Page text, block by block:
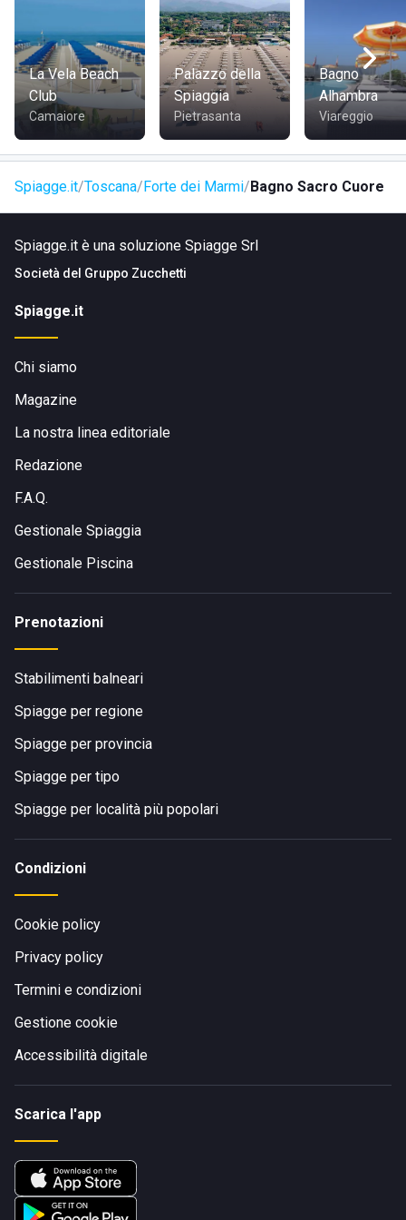
COME RAGGIUNGERE BAGNO SACRO CUORE
La struttura si raggiunge comodamente dal lungomare
, ed
è accessibile a piedi, in bicicletta, in auto o tramite i
pubblici. La vicinanza al centro rende l’arrivo semplice per
La Vela Beach
Club
Camaiore
Palazzo della
Spiaggia
Pietrasanta
Bagno
Alhambra
Viareggio
Spiagge.it Toscana Forte dei Marmi Bagno Sacro Cuore
Spiagge.it è una soluzione Spiagge Srl
Società del Gruppo Zucchetti
Spiagge.it
Chi siamo
Magazine
La nostra linea editoriale
Redazione
F.A.Q.
Gestionale Spiaggia
Gestionale Piscina
Prenotazioni
Stabilimenti balneari
Spiagge per regione
Spiagge per provincia
Spiagge per tipo
Spiagge per località più popolari
Condizioni
Cookie policy
Privacy policy
Termini e condizioni
Gestione cookie
Accessibilità digitale
Scarica l'app